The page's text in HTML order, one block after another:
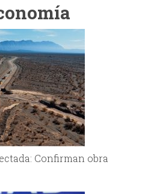
Confirman obra